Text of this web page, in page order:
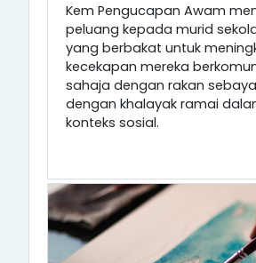
Kem Pengucapan Awam
peluang kepada murid
yang berbakat untuk
kecekapan mereka
sahaja dengan rakan
dengan khalayak ramai
konteks sosial.